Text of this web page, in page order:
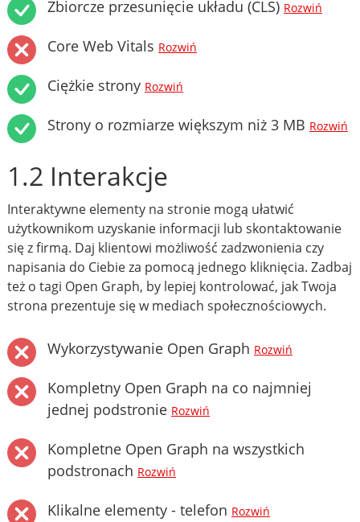
Zbiorcze przesunięcie układu (CLS) Rozwiń
Core Web Vitals Rozwiń
Ciężkie strony Rozwiń
Strony o rozmiarze większym niż 3 MB Rozwiń
1.2 Interakcje
Interaktywne elementy na stronie mogą ułatwić
użytkownikom uzyskanie informacji lub skontaktowanie
się z firmą. Daj klientowi możliwość zadzwonienia czy
napisania do Ciebie za pomocą jednego kliknięcia. Zadbaj
też o tagi Open Graph, by lepiej kontrolować, jak Twoja
strona prezentuje się w mediach społecznościowych.
Wykorzystywanie Open Graph Rozwiń
Kompletny Open Graph na co najmniej
jednej podstronie Rozwiń
Kompletne Open Graph na wszystkich
podstronach Rozwiń
Klikalne elementy - telefon Rozwiń